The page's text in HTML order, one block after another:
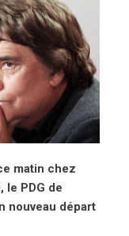
matin chez
le PDG de
nouveau départ